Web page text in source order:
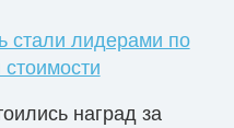
стали лидерами по
наград за